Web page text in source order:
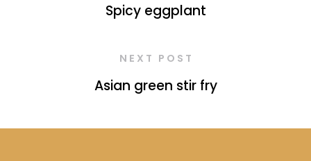
Spicy eggplant
NEXT POST
Asian green stir fry